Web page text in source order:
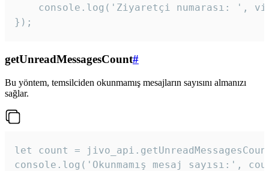
console.log('Ziyaretçi numarası: ',
});
getUnreadMessagesCount#
Bu yöntem, temsilciden okunmamış mesajların sayısını almanızı
sağlar.
let count =
console.log('Okunmamış mesaj sayısı:',